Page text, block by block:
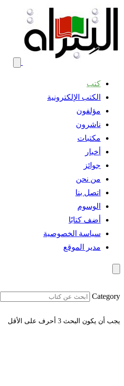
كتب
الكتب الإلكترونية
مؤلفون
ناشرون
مكتبات
أخبار
جوائز
من نحن
اتصل بنا
الوسوم
أضف كتابًا
سياسة الخصوصية
مدير الموقع
Category
يجب أن يكون البحث 3 أحرف على الأقل